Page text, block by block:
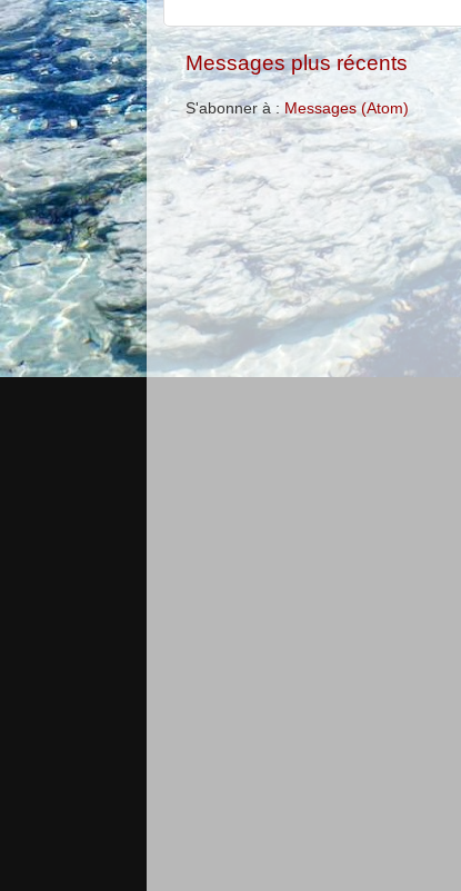
Messages plus récents
S'abonner à : Messages (Atom)